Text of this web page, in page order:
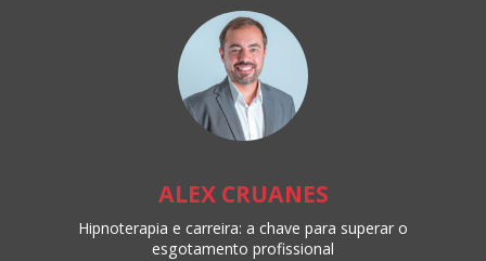
ALEX CRUANES
Hipnoterapia e carreira: a chave para superar o
esgotamento profissional